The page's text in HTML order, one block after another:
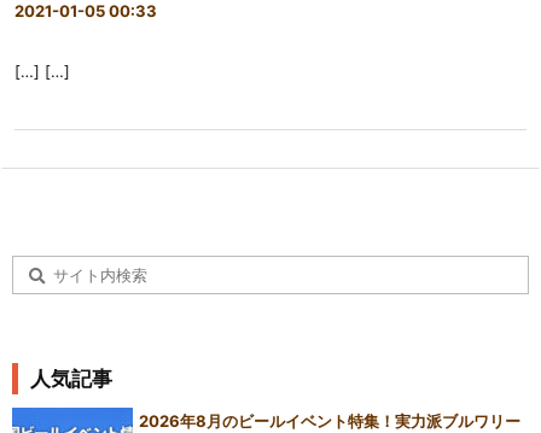
2021-01-05 00:33
[…] […]
人気記事
2026年8月のビールイベント特集！実力派ブルワリー